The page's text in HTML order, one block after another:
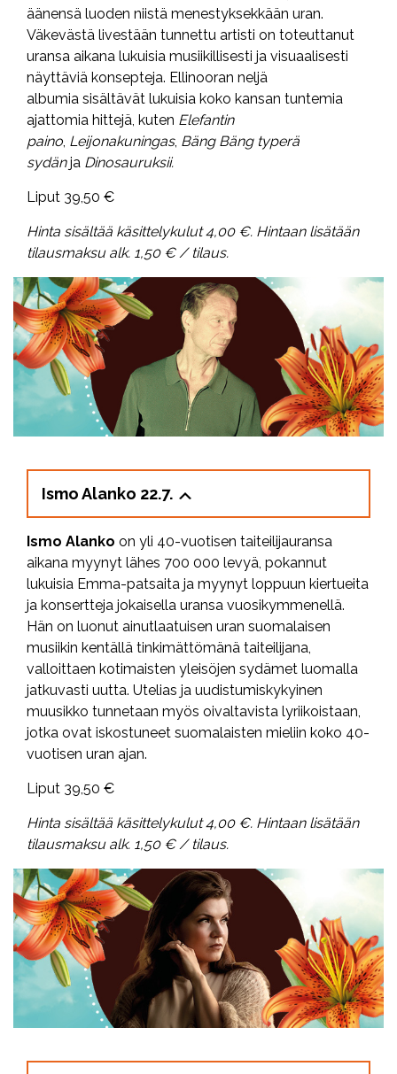
äänensä luoden niistä menestyksekkään uran.
Väkevästä livestään tunnettu artisti on toteuttanut
uransa aikana lukuisia musiikillisesti ja visuaalisesti
näyttäviä konsepteja. Ellinooran neljä
albumia sisältävät lukuisia koko kansan tuntemia
ajattomia hittejä, kuten Elefantin
paino, Leijonakuningas, Bäng Bäng typerä
sydänja Dinosauruksii.
Liput 39,50 €
Hinta sisältää käsittelykulut 4,00 €. Hintaan lisätään
tilausmaksu alk. 1,50 € / tilaus.
Ismo Alanko 22.7.
Ismo Alanko on yli 40-vuotisen taiteilijauransa
aikana myynyt lähes 700 000 levyä, pokannut
lukuisia Emma-patsaita ja myynyt loppuun kiertueita
ja konsertteja jokaisella uransa vuosikymmenellä.
Hän on luonut ainutlaatuisen uran suomalaisen
musiikin kentällä tinkimättömänä taiteilijana,
valloittaen kotimaisten yleisöjen sydämet luomalla
jatkuvasti uutta. Utelias ja uudistumiskykyinen
muusikko tunnetaan myös oivaltavista lyriikoistaan,
jotka ovat iskostuneet suomalaisten mieliin koko 40-
vuotisen uran ajan.
Liput 39,50 €
Hinta sisältää käsittelykulut 4,00 €. Hintaan lisätään
tilausmaksu alk. 1,50 € / tilaus.